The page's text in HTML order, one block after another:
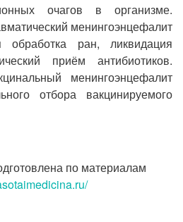
очагов в организме.
менингоэнцефалит
обработка ран, ликвидация
приём антибиотиков.
менингоэнцефалит
отбора вакцинируемого
по материалам